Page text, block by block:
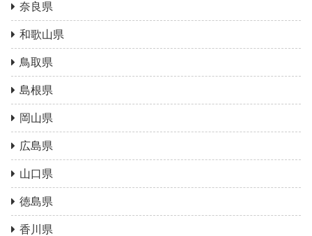
奈良県
和歌山県
鳥取県
島根県
岡山県
広島県
山口県
徳島県
香川県